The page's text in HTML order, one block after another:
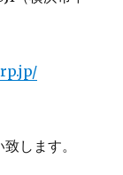
します。